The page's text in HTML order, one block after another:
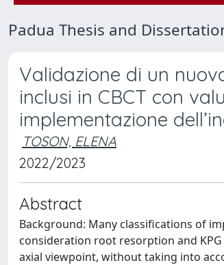
Padua Thesis and
Validazione di un
inclusi in CBCT con
implementazione
TOSON, ELENA
2022/2023
Abstract
Background: Many classifications of
consideration root resorption and
axial viewpoint, without taking into